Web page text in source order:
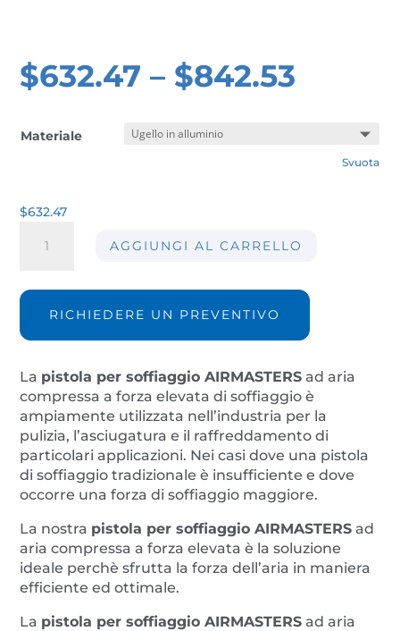
$632.47 – $842.53
Materiale
Svuota
$632.47
a
forza
elevata
1000
mm
quantità
AGGIUNGI AL CARRELLO
RICHIEDERE UN PREVENTIVO
La pistola per soffiaggio AIRMASTERS ad aria
compressa a forza elevata di soffiaggio è
ampiamente utilizzata nell’industria per la
pulizia, l’asciugatura e il raffreddamento di
particolari applicazioni. Nei casi dove una pistola
di soffiaggio tradizionale è insufficiente e dove
occorre una forza di soffiaggio maggiore.
La nostra pistola per soffiaggio AIRMASTERS ad
aria compressa a forza elevata è la soluzione
ideale perchè sfrutta la forza dell’aria in maniera
efficiente ed ottimale.
La pistola per soffiaggio AIRMASTERS ad aria